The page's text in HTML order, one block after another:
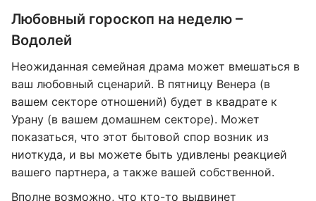
Любовный гороскоп на неделю –
Водолей
Неожиданная семейная драма может вмешаться в
ваш любовный сценарий. В пятницу Венера (в
вашем секторе отношений) будет в квадрате к
Урану (в вашем домашнем секторе). Может
показаться, что этот бытовой спор возник из
ниоткуда, и вы можете быть удивлены реакцией
вашего партнера, а также вашей собственной.
Вполне возможно, что кто-то выдвинет